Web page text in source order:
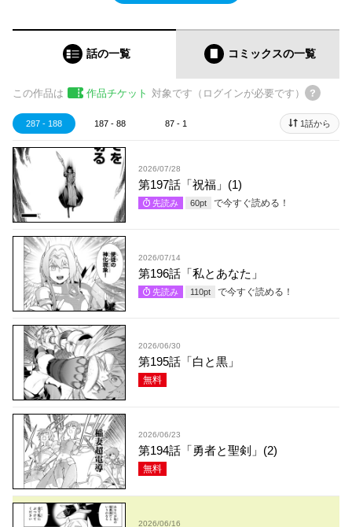
話の一覧 コミックスの一覧
この作品は 作品チケット 対象です（ログインが必要です）
287 - 188 187 - 88 87 - 1 1話から
2026/07/28
第197話「祝福」(1)
先読み 60pt で今すぐ読める！
2026/07/14
第196話「私とあなた」
先読み 110pt で今すぐ読める！
2026/06/30
第195話「白と黒」
無料
2026/06/23
第194話「勇者と聖剣」(2)
無料
2026/06/16